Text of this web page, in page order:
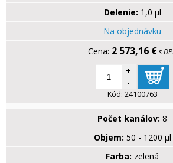
Delenie: 1,0 µl
Na objednávku
2 573,16 € s
+
-
Kód: 24100763
Počet kanálov: 8
Objem: 50 - 1200 µl
Farba: zelená